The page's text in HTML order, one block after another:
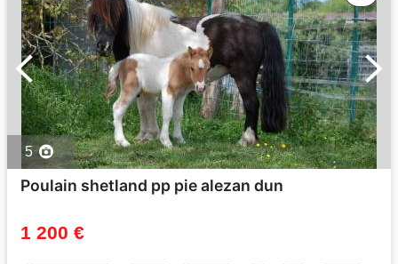
5
Poulain shetland pp pie alezan dun
1 200 €